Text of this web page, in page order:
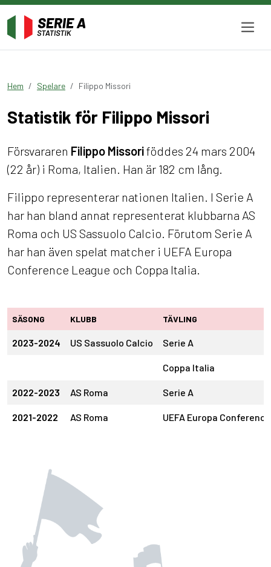
Hem Spelare Filippo Missori
Statistik för Filippo Missori
Försvararen Filippo Missoriföddes 24 mars 2004
(22 år) i Roma, Italien. Han är 182 cm lång.
Filippo representerar nationen Italien. I Serie A
har han bland annat representerat klubbarna AS
Roma och US Sassuolo Calcio. Förutom Serie A
har han även spelat matcher i UEFA Europa
Conference League och Coppa Italia.
SÄSONG KLUBB TÄVLING
2023-2024 US Sassuolo Calcio Serie A
Coppa Italia
2022-2023 AS Roma Serie A
2021-2022 AS Roma UEFA Europa